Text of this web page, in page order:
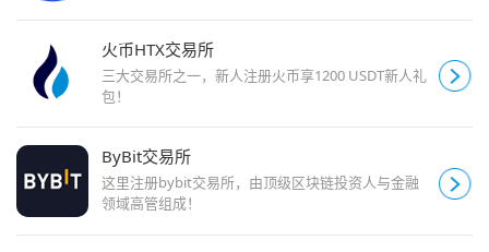
火币HTX交易所
三大交易所之一，新人注册火币享1200 USDT新人礼
包！
ByBit交易所
这里注册bybit交易所，由顶级区块链投资人与金融
领域高管组成！